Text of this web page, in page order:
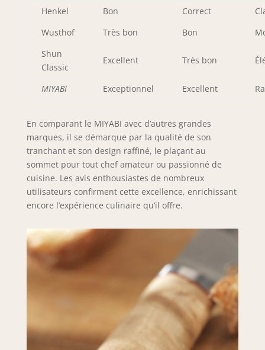
Henkel Bon Correct
Wusthof
Très bon Bon
Shun
Classic
Excellent Très bon
MIYABI Exceptionnel Excellent
En comparant le MIYABI avec d’autres grandes
marques, il se démarque par la qualité de son
tranchant et son design raffiné, le plaçant au
sommet pour tout chef amateur ou passionné de
cuisine. Les avis enthousiastes de nombreux
utilisateurs confirment cette excellence, enrichissant
encore l’expérience culinaire qu’il offre.